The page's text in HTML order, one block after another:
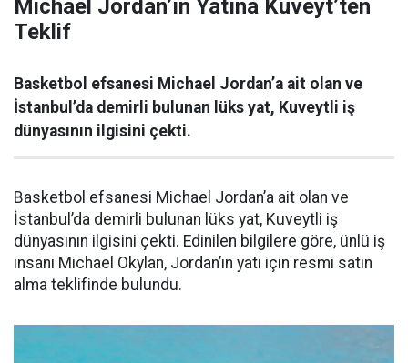
Michael Jordan’ın Yatına Kuveyt’ten
Teklif
Basketbol efsanesi Michael Jordan’a ait olan ve
İstanbul’da demirli bulunan lüks yat, Kuveytli iş
dünyasının ilgisini çekti.
Basketbol efsanesi Michael Jordan’a ait olan ve
İstanbul’da demirli bulunan lüks yat, Kuveytli iş
dünyasının ilgisini çekti. Edinilen bilgilere göre, ünlü iş
insanı Michael Okylan, Jordan’ın yatı için resmi satın
alma teklifinde bulundu.